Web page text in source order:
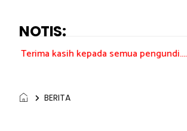
NOTIS:
kepada semua pengundi.......
BERITA